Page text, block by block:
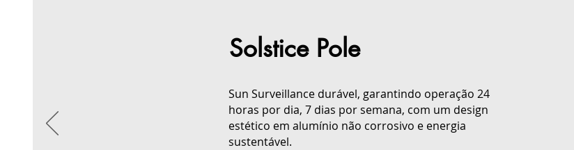
Solstice Pole
Sun Surveillance durável, garantindo operação 24
horas por dia, 7 dias por semana, com um design
estético em alumínio não corrosivo e energia
sustentável.